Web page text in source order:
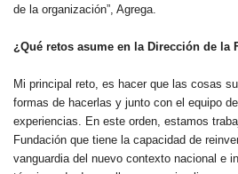
de la organización”, Agrega.
¿Qué retos asume en la Dirección de la
Mi principal reto, es hacer que las cosas
formas de hacerlas y junto con el equipo
experiencias. En este orden, estamos
Fundación que tiene la capacidad de
vanguardia del nuevo contexto nacional e